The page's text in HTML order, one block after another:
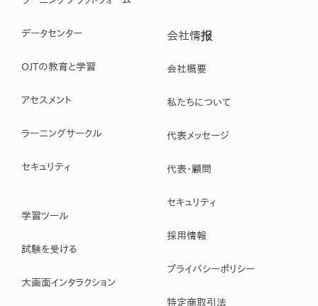
データセンター
OJTの教育と学習
アセスメント
ラーニングサークル
セキュリティ
学習ツール
試験を受ける
大画面インタラクション
会社情报
会社概要
私たちについて
代表メッセージ
代表・顧問
セキュリティ
採用情報
プライバシーポリシー
特定商取引法